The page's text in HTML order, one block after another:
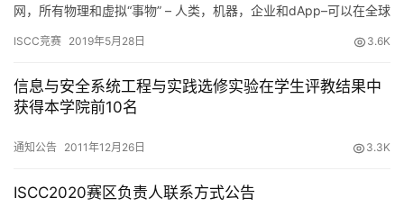
网，所有物理和虚拟“事物” – 人类，机器，企业和dApp–可以在全球
ISCC竞赛 2019年5月28日 3.6K
信息与安全系统工程与实践选修实验在学生评教结果中
获得本学院前10名
通知公告 2011年12月26日 3.3K
ISCC2020赛区负责人联系方式公告